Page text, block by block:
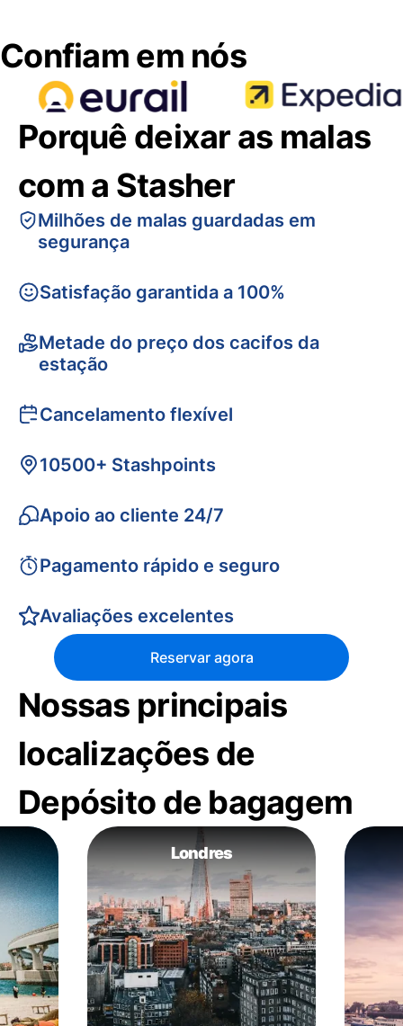
Confiam em nós
Porquê deixar as malas
com a Stasher
Milhões de malas guardadas em
segurança
Satisfação garantida a 100%
Metade do preço dos cacifos da
estação
Cancelamento flexível
10500+ Stashpoints
Apoio ao cliente 24/7
Pagamento rápido e seguro
Avaliações excelentes
Reservar agora
Nossas principais
localizações de
Depósito de bagagem
Londres